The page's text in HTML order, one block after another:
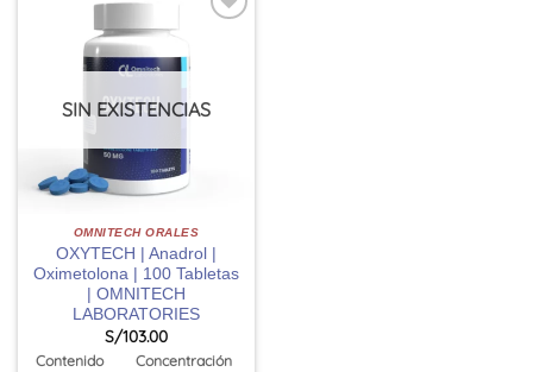
SIN EXISTENCIAS
OMNITECH ORALES
OXYTECH | Anadrol |
Oximetolona | 100 Tabletas
| OMNITECH
LABORATORIES
S/103.00
Contenido
Concentración